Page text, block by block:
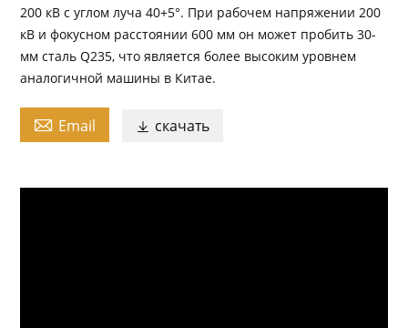
200 кВ с углом луча 40+5°. При рабочем напряжении 200
кВ и фокусном расстоянии 600 мм он может пробить 30-
мм сталь Q235, что является более высоким уровнем
аналогичной машины в Китае.
 Email  скачать